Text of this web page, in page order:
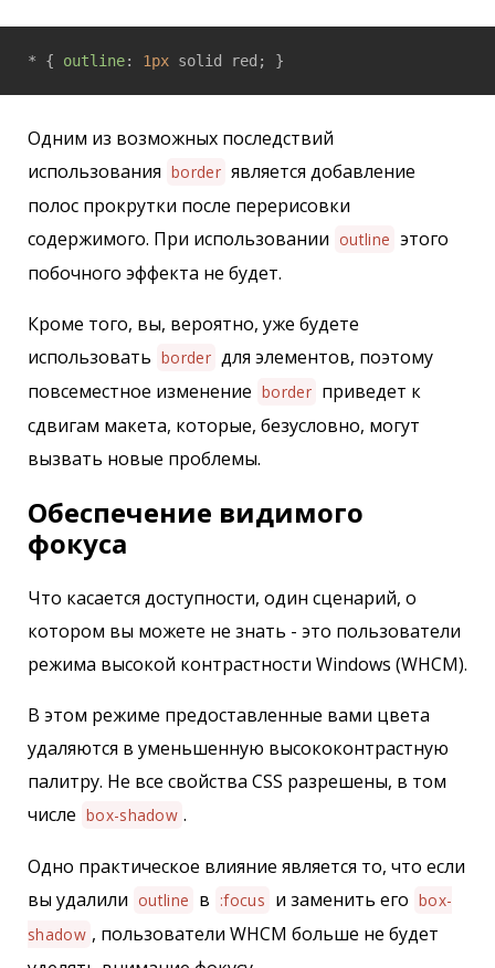
* { outline: 1px
Одним из возможных последствий
использования border является добавление
полос прокрутки после перерисовки
содержимого. При использовании outline этого
побочного эффекта не будет.
Кроме того, вы, вероятно, уже будете
использовать border для элементов, поэтому
повсеместное изменение border приведет к
сдвигам макета, которые, безусловно, могут
вызвать новые проблемы.
Обеспечение видимого
фокуса
Что касается доступности, один сценарий, о
котором вы можете не знать - это пользователи
режима высокой контрастности Windows (WHCM).
В этом режиме предоставленные вами цвета
удаляются в уменьшенную высококонтрастную
палитру. Не все свойства CSS разрешены, в том
числе box-shadow .
Одно практическое влияние является то, что если
вы удалили outline в :focus и заменить его box-
shadow , пользователи WHCM больше не будет